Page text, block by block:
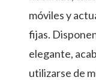
móviles y
fijas.
elegante,
utilizarse de